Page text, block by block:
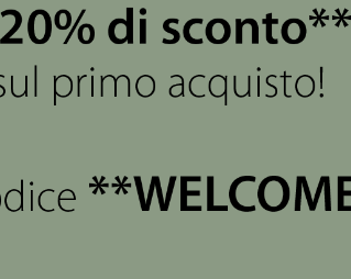
diffondi fragranza.
caratterizzata da un disegno di
uno stile semplice e divertente allo
la sua filosofia di armonizzare lo
di generazione in generazione.